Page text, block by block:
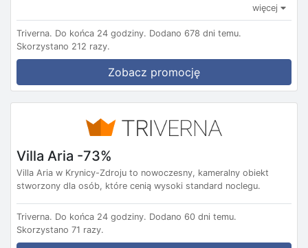
więcej
Triverna. Do końca 24 godziny. Dodano 678 dni temu.
Skorzystano 212 razy.
Zobacz promocję
Villa Aria -73%
Villa Aria w Krynicy-Zdroju to nowoczesny, kameralny obiekt
stworzony dla osób, które cenią wysoki standard noclegu.
Triverna. Do końca 24 godziny. Dodano 60 dni temu.
Skorzystano 71 razy.